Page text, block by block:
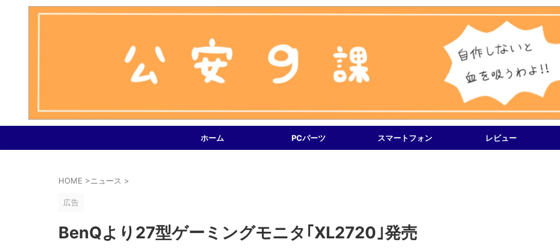
ホーム PCパーツ スマートフォン レビュー
HOME >ニュース >
広告
BenQより27型ゲーミングモニタ｢XL2720｣発売